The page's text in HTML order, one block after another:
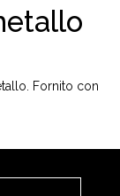
Fornito con